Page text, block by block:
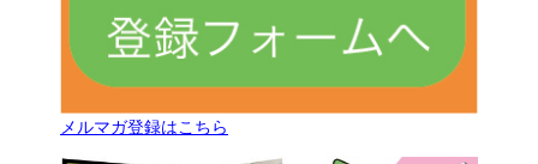
メルマガ登録はこちら